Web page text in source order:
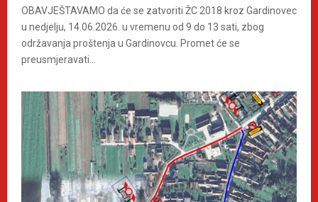
OBAVJEŠTAVAMO da će se zatvoriti ŽC 2018 kroz Gardinovec
u nedjelju, 14.06.2026. u vremenu od 9 do 13 sati, zbog
održavanja proštenja u Gardinovcu. Promet će se
preusmjeravati...